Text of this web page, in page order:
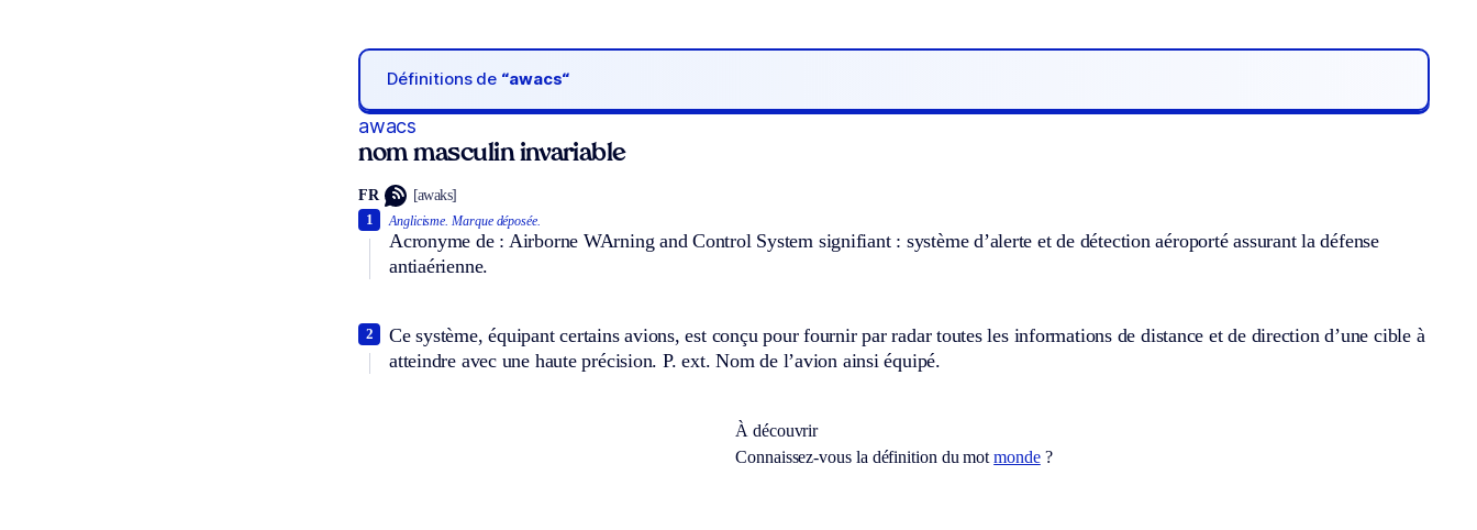
Définitions de “awacs“
awacs
nom masculin invariable
FR [awaks]
Anglicisme. Marque déposée.
Acronyme de : Airborne WArning and Control System signifiant : système d’alerte et de détection aéroporté assurant la défense
antiaérienne.
1
Ce système, équipant certains avions, est conçu pour fournir par radar toutes les informations de distance et de direction d’une cible à
atteindre avec une haute précision. P. ext. Nom de l’avion ainsi équipé.
2
À découvrir
Connaissez-vous la définition du motmonde?